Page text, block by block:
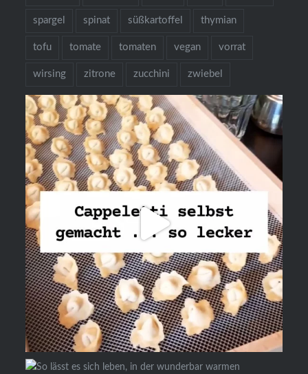
spargel spinat süßkartoffel thymian
tofu tomate tomaten vegan vorrat
wirsing zitrone zucchini zwiebel